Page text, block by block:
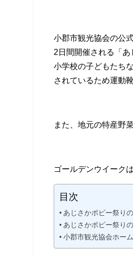
小郡市観光協会の公
2日間開催される「
小学校の子どもたち
されているため運動
また、地元の特産野
ゴールデンウイーク
目次
あじさかポピー祭り
あじさかポピー祭り
小郡市観光協会ホー